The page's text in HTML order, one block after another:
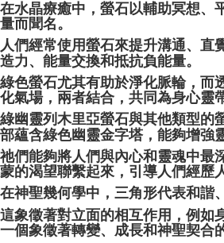
在水晶療癒中，螢石以輔助冥想、
量而聞名。
人們經常使用螢石來提升溝通、直
造力、能量交換和抵抗負能量。
綠色螢石尤其有助於淨化脈輪，而
化氣場，兩者結合，共同為身心靈
綠幽靈列木里亞螢石與其他類型的
部蘊含綠色幽靈金字塔，能夠增強
祂們能夠將人們與內心和靈魂中最
蒙的渴望聯繫起來，引導人們經歷
在神聖幾何學中，三角形代表和諧
這象徵著對立面的相互作用，例如
一個象徵著轉變、成長和神聖契合